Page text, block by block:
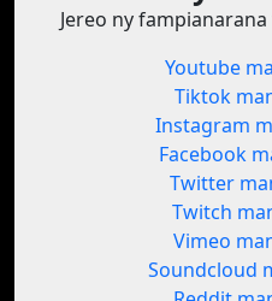
Jereo ny
Youtube
Tiktok
Instagram
Facebook
Twitter
Twitch
Vimeo
Soundcloud